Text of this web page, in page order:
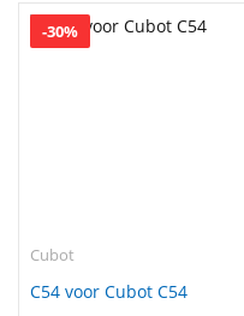
-30%
Cubot
C54 voor Cubot C54